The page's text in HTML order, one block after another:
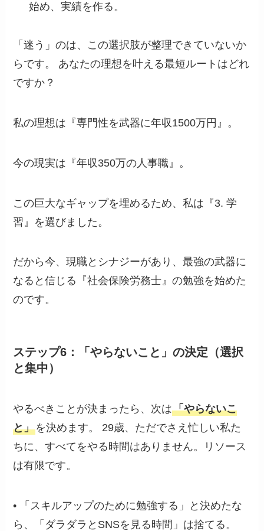
始め、実績を作る。
「迷う」のは、この選択肢が整理できていないか
らです。 あなたの理想を叶える最短ルートはどれ
ですか？
私の理想は『専門性を武器に年収1500万円』。
今の現実は『年収350万の人事職』。
この巨大なギャップを埋めるため、私は『3. 学
習』を選びました。
だから今、現職とシナジーがあり、最強の武器に
なると信じる『社会保険労務士』の勉強を始めた
のです。
ステップ6：「やらないこと」の決定（選択
と集中）
やるべきことが決まったら、次は「やらないこ
と」を決めます。 29歳、ただでさえ忙しい私た
ちに、すべてをやる時間はありません。リソース
は有限です。
• 「スキルアップのために勉強する」と決めたな
ら、「ダラダラとSNSを見る時間」は捨てる。